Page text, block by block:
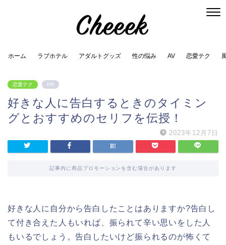
ホーム ラブホテル アダルトグッズ 性の悩み AV 恋愛テク
恋愛テク PR
好きな人に告白するときのタイミン
グとおすすめのセリフを伝授！
2023年12月7日
記事内に商品プロモーションを含む場合があります
好きな人に自分から告白したことはありますか?告白し
て付き合えた人もいれば、振られて辛い思いをした人
もいるでしょう。告白したいけど振られるのが怖くて